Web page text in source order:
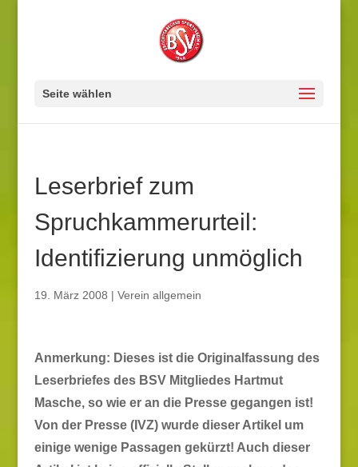
Seite wählen
Leserbrief zum
Spruchkammerurteil:
Identifizierung unmöglich
19. März 2008 | Verein allgemein
Anmerkung: Dieses ist die Originalfassung des
Leserbriefes des BSV Mitgliedes Hartmut
Masche, so wie er an die Presse gegangen ist!
Von der Presse (IVZ) wurde dieser Artikel um
einige wenige Passagen gekürzt! Auch dieser